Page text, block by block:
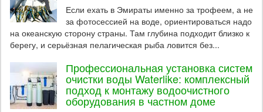
Если ехать в Эмираты именно за трофеем, а не
за фотосессией на воде, ориентироваться надо
на океанскую сторону страны. Там глубина подходит близко к
берегу, и серьёзная пелагическая рыба ловится без...
Профессиональная установка систем
очистки воды Waterlike: комплексный
подход к монтажу водоочистного
оборудования в частном доме